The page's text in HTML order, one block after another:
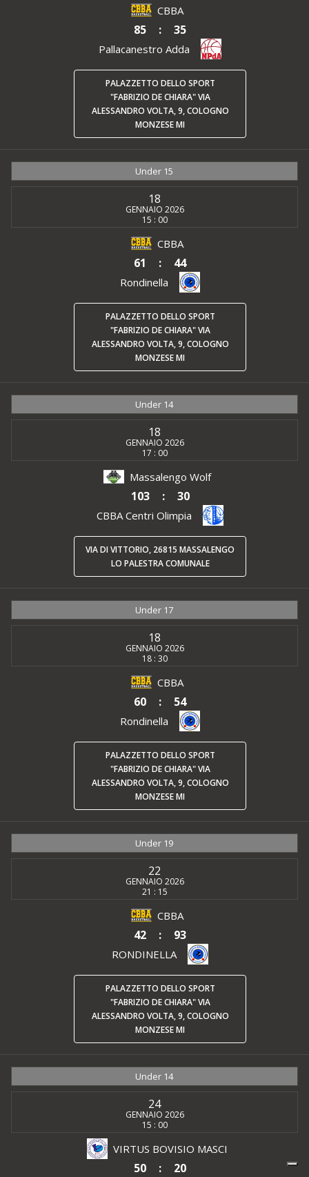
CBBA
85 : 35
Pallacanestro Adda
PALAZZETTO DELLO SPORT
"FABRIZIO DE CHIARA" VIA
ALESSANDRO VOLTA, 9, COLOGNO
MONZESE MI
Under 15
18
GENNAIO 2026
15 : 00
CBBA
61 : 44
Rondinella
PALAZZETTO DELLO SPORT
"FABRIZIO DE CHIARA" VIA
ALESSANDRO VOLTA, 9, COLOGNO
MONZESE MI
Under 14
18
GENNAIO 2026
17 : 00
Massalengo Wolf
103 : 30
CBBA Centri Olimpia
VIA DI VITTORIO, 26815 MASSALENGO
LO PALESTRA COMUNALE
Under 17
18
GENNAIO 2026
18 : 30
CBBA
60 : 54
Rondinella
PALAZZETTO DELLO SPORT
"FABRIZIO DE CHIARA" VIA
ALESSANDRO VOLTA, 9, COLOGNO
MONZESE MI
Under 19
22
GENNAIO 2026
21 : 15
CBBA
42 : 93
RONDINELLA
PALAZZETTO DELLO SPORT
"FABRIZIO DE CHIARA" VIA
ALESSANDRO VOLTA, 9, COLOGNO
MONZESE MI
Under 14
24
GENNAIO 2026
15 : 00
VIRTUS BOVISIO MASCI
50 : 20